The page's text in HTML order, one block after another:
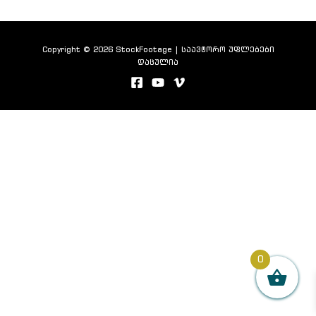
Copyright © 2026 StockFootage | საავტორო უფლებები
დაცულია
0